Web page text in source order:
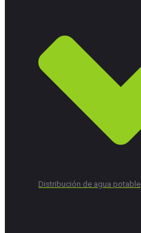
Distribución de agua potable